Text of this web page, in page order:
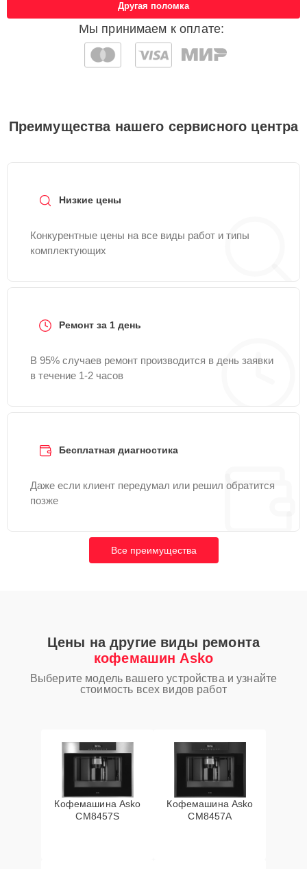
Мы принимаем к оплате:
Другая поломка
Преимущества нашего сервисного центра
Низкие цены
Конкурентные цены на все виды работ и типы
комплектующих
Ремонт за 1 день
В 95% случаев ремонт производится в день заявки
в течение 1-2 часов
Бесплатная диагностика
Даже если клиент передумал или решил обратится
позже
Все преимущества
Цены на другие виды ремонта
кофемашин Asko
Выберите модель вашего устройства и узнайте
стоимость всех видов работ
Кофемашина Asko
CM8457S
Кофемашина Asko
CM8457A